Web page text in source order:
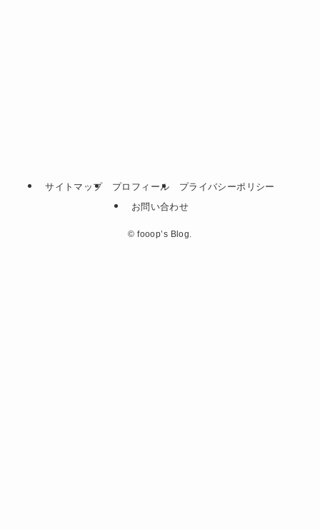
サイトマップ プロフィール
プライバシーポリシー
お問い合わせ
© fooop’s Blog.